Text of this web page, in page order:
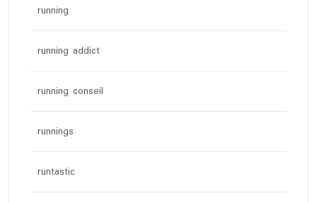
running
running addict
running conseil
runnings
runtastic